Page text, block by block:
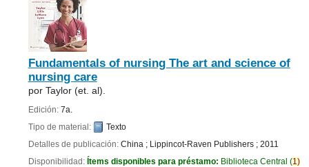
Fundamentals of nursing The art and science of
nursing care
por Taylor (et. al).
Edición: 7a.
Tipo de material:
Texto
Detalles de publicación: China ; Lippincot-Raven Publishers ; 2011
Disponibilidad: Ítems disponibles para préstamo: Biblioteca Central (1)